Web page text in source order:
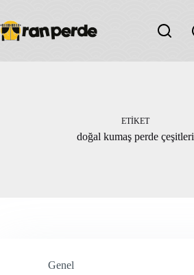
content
ETIKET
doğal kumaş perde çeşitleri
Genel